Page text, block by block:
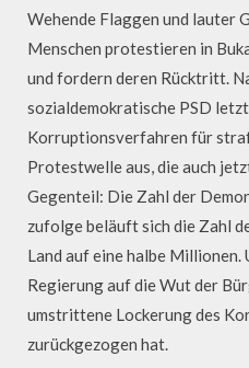
Wehende Flaggen und lauter
Menschen protestieren in
und fordern deren Rücktritt.
sozialdemokratische PSD
Korruptionsverfahren für
Protestwelle aus, die auch
Gegenteil: Die Zahl der
zufolge beläuft sich die Zahl
Land auf eine halbe Millionen.
Regierung auf die Wut der
umstrittene Lockerung des
zurückgezogen hat.